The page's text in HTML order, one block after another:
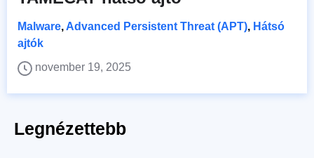
Malware, Advanced Persistent Threat (APT), Hátsó
ajtók
november 19, 2025
Legnézettebb